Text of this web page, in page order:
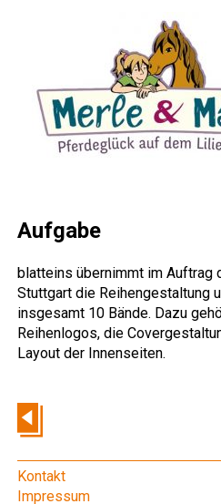
Aufgabe
blatteins übernimmt im Auftrag
Stuttgart die Reihengestaltung
insgesamt 10 Bände. Dazu
Reihenlogos, die
Layout der Innenseiten.
Kontakt
Impressum